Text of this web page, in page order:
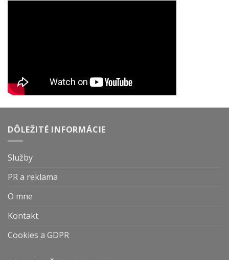
DÔLEŽITÉ INFORMÁCIE
Služby
PR a reklama
O mne
Kontakt
Cookies a GDPR